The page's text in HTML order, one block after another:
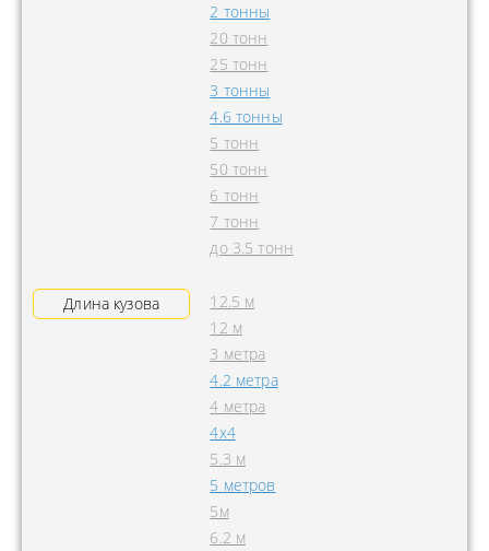
2 тонны
20 тонн
25 тонн
3 тонны
4.6 тонны
5 тонн
50 тонн
6 тонн
7 тонн
до 3.5 тонн
Длина кузова
12.5 м
12 м
3 метра
4.2 метра
4 метра
4x4
5.3 м
5 метров
5м
6.2 м